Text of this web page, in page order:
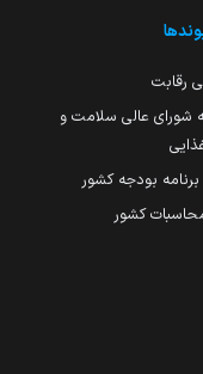
رقابت
شورای عالی سلامت و
بودجه کشور
کشور